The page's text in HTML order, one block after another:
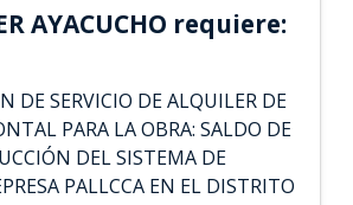
AYACUCHO requiere:
DE SERVICIO DE ALQUILER DE
PARA LA OBRA: SALDO DE
DEL SISTEMA DE
PALLCCA EN EL DISTRITO